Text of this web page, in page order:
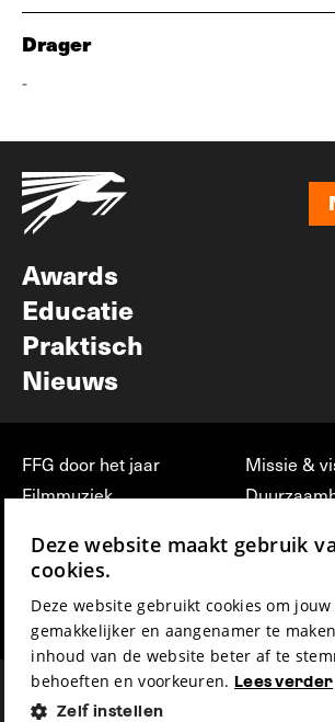
Drager
-
Awards
Educatie
Praktisch
Nieuws
FFG door het jaar
Filmmuziek
Press & Industry
Film Fest Friends
Missie &
Privacy &
Deze website maakt gebruik
cookies.
Deze website gebruikt cookies om
gemakkelijker en aangenamer te
inhoud van de website beter af te
behoeften en voorkeuren. Lees verder
Zelf instellen